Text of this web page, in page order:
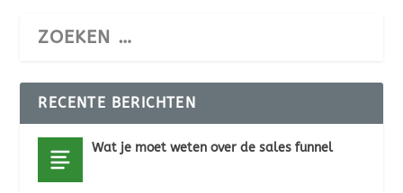
RECENTE BERICHTEN
Wat je moet weten over de sales funnel